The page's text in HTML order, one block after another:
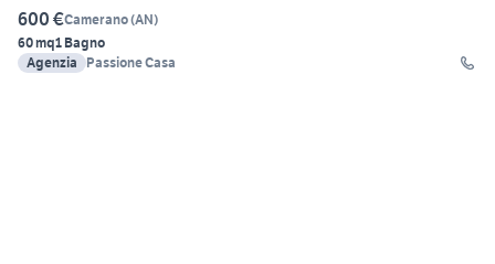
600 €Camerano(AN)
60 mq1 Bagno
Agenzia
Passione Casa